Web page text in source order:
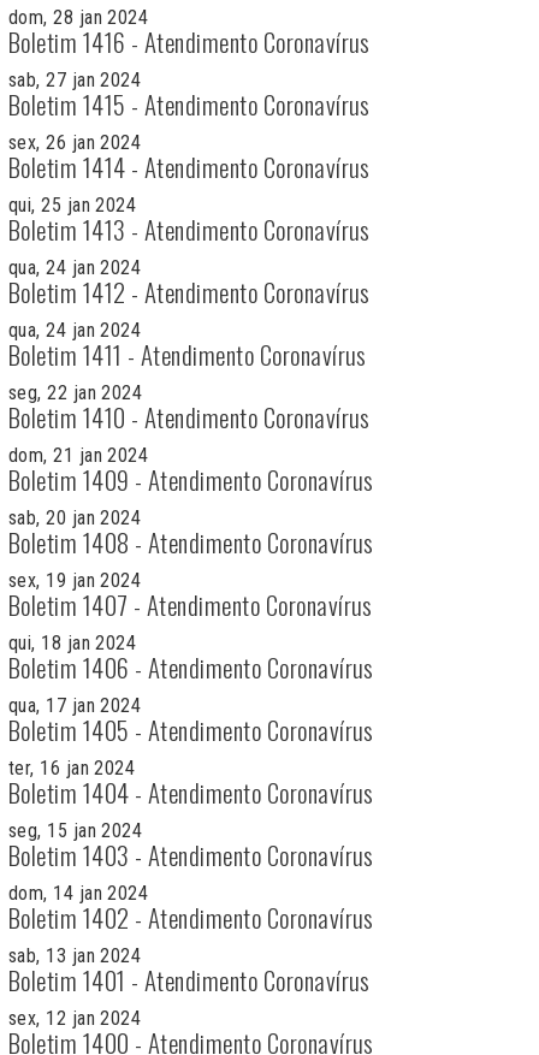
dom, 28 jan 2024
Boletim 1416 - Atendimento Coronavírus
sab, 27 jan 2024
Boletim 1415 - Atendimento Coronavírus
sex, 26 jan 2024
Boletim 1414 - Atendimento Coronavírus
qui, 25 jan 2024
Boletim 1413 - Atendimento Coronavírus
qua, 24 jan 2024
Boletim 1412 - Atendimento Coronavírus
qua, 24 jan 2024
Boletim 1411 - Atendimento Coronavírus
seg, 22 jan 2024
Boletim 1410 - Atendimento Coronavírus
dom, 21 jan 2024
Boletim 1409 - Atendimento Coronavírus
sab, 20 jan 2024
Boletim 1408 - Atendimento Coronavírus
sex, 19 jan 2024
Boletim 1407 - Atendimento Coronavírus
qui, 18 jan 2024
Boletim 1406 - Atendimento Coronavírus
qua, 17 jan 2024
Boletim 1405 - Atendimento Coronavírus
ter, 16 jan 2024
Boletim 1404 - Atendimento Coronavírus
seg, 15 jan 2024
Boletim 1403 - Atendimento Coronavírus
dom, 14 jan 2024
Boletim 1402 - Atendimento Coronavírus
sab, 13 jan 2024
Boletim 1401 - Atendimento Coronavírus
sex, 12 jan 2024
Boletim 1400 - Atendimento Coronavírus